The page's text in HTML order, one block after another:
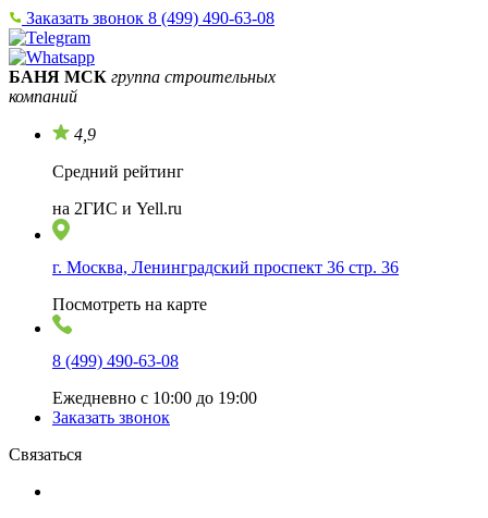
Заказать звонок 8 (499) 490-63-08
БАНЯ МСК группа строительных
компаний
4,9
Средний рейтинг
на 2ГИС и Yell.ru
г. Москва, Ленинградский проспект 36 стр. 36
Посмотреть на карте
8 (499) 490-63-08
Ежедневно с 10:00 до 19:00
Заказать звонок
Связаться